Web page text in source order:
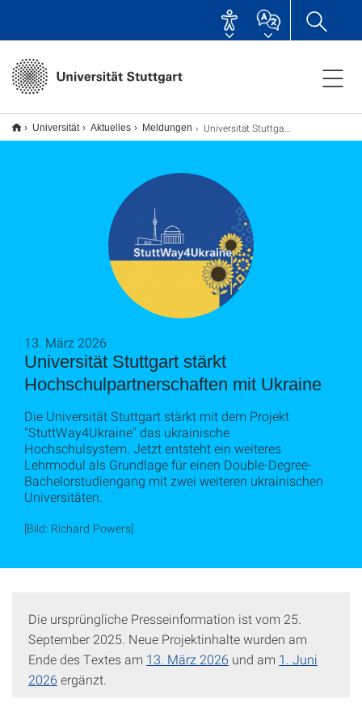
Universität Aktuelles Meldungen Universität Stuttgart stärkt Hochschulpartnerschaften mit Ukraine
Universität Stuttgart stärkt
Hochschulpartnerschaften mit Ukraine
13. März 2026
Die Universität Stuttgart stärkt mit dem Projekt
"StuttWay4Ukraine" das ukrainische
Hochschulsystem. Jetzt entsteht ein weiteres
Lehrmodul als Grundlage für einen Double-Degree-
Bachelorstudiengang mit zwei weiteren ukrainischen
Universitäten.
[Bild: Richard Powers]
Die ursprüngliche Presseinformation ist vom 25.
September 2025. Neue Projektinhalte wurden am
Ende des Textes am 13. März 2026 und am 1. Juni
2026 ergänzt.